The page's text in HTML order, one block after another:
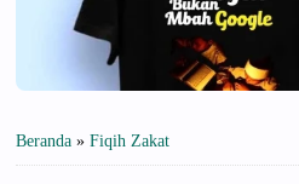
Beranda » Fiqih Zakat